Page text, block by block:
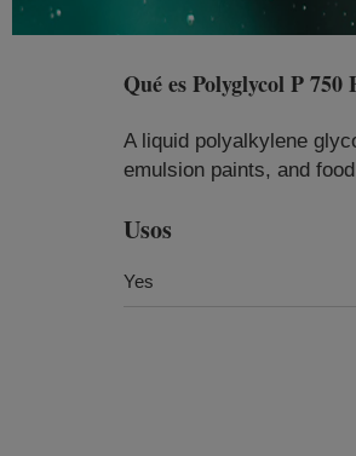
Qué esPolyglycol P 750
A liquid polyalkylene
emulsion paints, and
Usos
Yes